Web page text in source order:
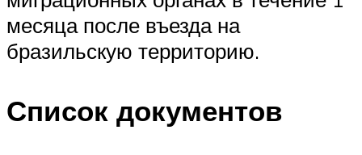
месяца после въезда на
бразильскую территорию.
Список документов